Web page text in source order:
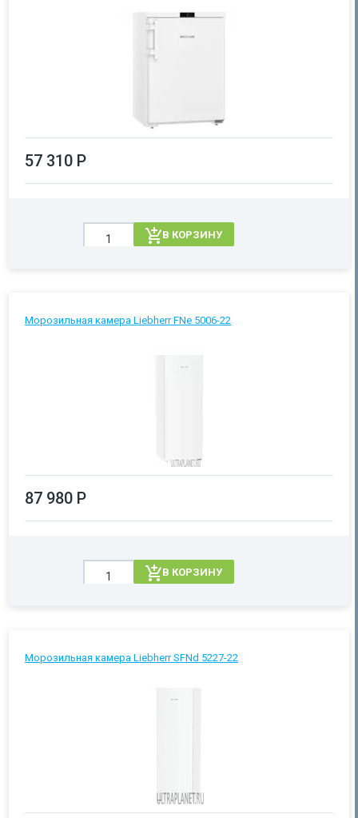
57 310 Р
В КОРЗИНУ
Морозильная камера Liebherr FNe 5006-22
87 980 Р
В КОРЗИНУ
Морозильная камера Liebherr SFNd 5227-22